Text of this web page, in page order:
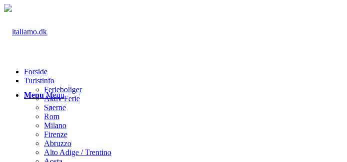
Menu Menu
Forside
Turistinfo
Ferieboliger
Aktiv Ferie
Søerne
Rom
Milano
Firenze
Abruzzo
Alto Adige / Trentino